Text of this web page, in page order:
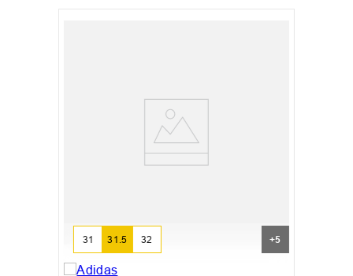
31 31.5 32 +5